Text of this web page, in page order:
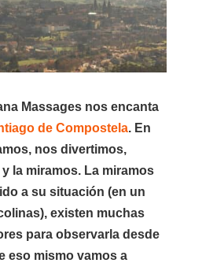
Massages nos encanta
de Compostela. En
nos divertimos,
la miramos. La miramos
a su situación (en un
existen muchas
para observarla desde
eso mismo vamos a